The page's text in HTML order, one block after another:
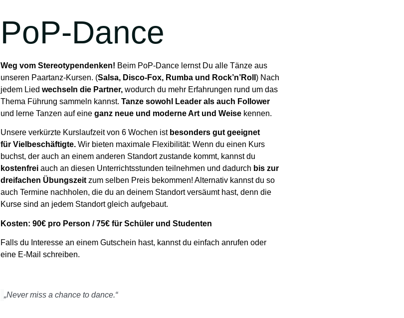
PoP-Dance
Weg vom Stereotypendenken! Beim PoP-Dance lernst Du alle Tänze aus
unseren Paartanz-Kursen. (Salsa, Disco-Fox, Rumba und Rock’n’Roll) Nach
jedem Liedwechseln die Partner,wodurch du mehr Erfahrungen rund um das
Thema Führung sammeln kannst.Tanze sowohl Leader als auch Follower
und lerne Tanzen auf eine ganz neue und moderne Art und Weise kennen.
Unsere verkürzte Kurslaufzeit von 6 Wochen ist besonders gut geeignet
fürVielbeschäftigte. Wir bieten maximale Flexibilität: Wenn du einen Kurs
buchst, der auch an einem anderen Standort zustande kommt, kannst du
kostenfreiauch an diesen Unterrichtsstunden teilnehmen und dadurch bis zur
dreifachen Übungszeit zum selben Preis bekommen! Alternativ kannst du so
auch Termine nachholen, die du an deinem Standort versäumt hast, denn die
Kurse sind an jedem Standort gleichaufgebaut.
Kosten: 90€ pro Person / 75€ für Schüler und Studenten
Falls du Interesse an einem Gutschein hast, kannst du einfach anrufen oder
eine E-Mail schreiben.
„Never miss a chance to dance.“